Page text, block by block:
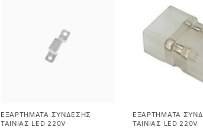
ΕΞΑΡΤΉΜΑΤΑ ΣΎΝΔΕΣΗΣ
ΤΑΙΝΊΑΣ LED 220V
ΕΞΑΡΤΉΜΑΤΑ
ΤΑΙΝΊΑΣ LED 220V